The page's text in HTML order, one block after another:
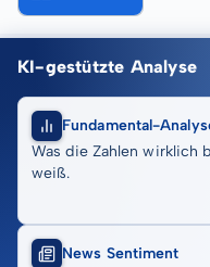
KI-gestützte Analyse
Fundamental-
Was die Zahlen wirklich
weiß.
News Sentiment